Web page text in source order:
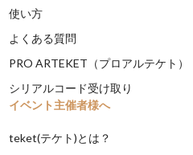
使い方
よくある質問
PRO ARTEKET（プロアルテケト）
シリアルコード受け取り
イベント主催者様へ
teket(テケト)とは？